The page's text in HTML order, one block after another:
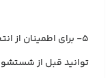
۵- برای اطمینان از
توانید قبل از